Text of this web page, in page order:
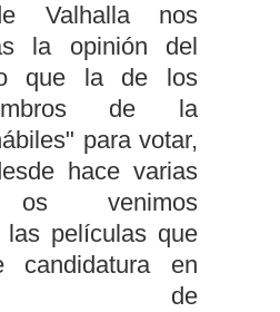
Valhalla nos
la opinión del
que la de los
de la
para votar,
hace varias
os venimos
las películas que
candidatura en
de